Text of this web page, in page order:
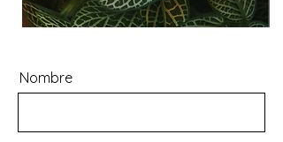
Contacto
Nombre